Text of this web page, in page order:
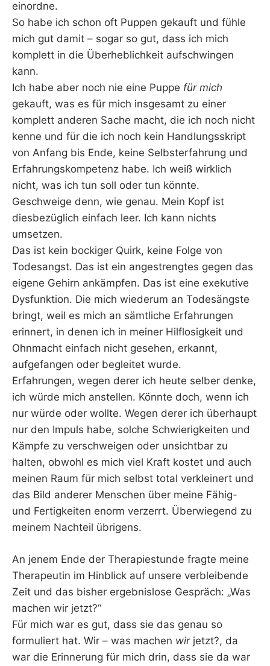
einordne.
So habe ich schon oft Puppen gekauft und fühle
mich gut damit – sogar so gut, dass ich mich
komplett in die Überheblichkeit aufschwingen
kann.
Ich habe aber noch nie eine Puppe für mich
gekauft, was es für mich insgesamt zu einer
komplett anderen Sache macht, die ich noch nicht
kenne und für die ich noch kein Handlungsskript
von Anfang bis Ende, keine Selbsterfahrung und
Erfahrungskompetenz habe. Ich weiß wirklich
nicht, was ich tun soll oder tun könnte.
Geschweige denn, wie genau. Mein Kopf ist
diesbezüglich einfach leer. Ich kann nichts
umsetzen.
Das ist kein bockiger Quirk, keine Folge von
Todesangst. Das ist ein angestrengtes gegen das
eigene Gehirn ankämpfen. Das ist eine exekutive
Dysfunktion. Die mich wiederum an Todesängste
bringt, weil es mich an sämtliche Erfahrungen
erinnert, in denen ich in meiner Hilflosigkeit und
Ohnmacht einfach nicht gesehen, erkannt,
aufgefangen oder begleitet wurde.
Erfahrungen, wegen derer ich heute selber denke,
ich würde mich anstellen. Könnte doch, wenn ich
nur würde oder wollte. Wegen derer ich überhaupt
nur den Impuls habe, solche Schwierigkeiten und
Kämpfe zu verschweigen oder unsichtbar zu
halten, obwohl es mich viel Kraft kostet und auch
meinen Raum für mich selbst total verkleinert und
das Bild anderer Menschen über meine Fähig-
und Fertigkeiten enorm verzerrt. Überwiegend zu
meinem Nachteil übrigens.
An jenem Ende der Therapiestunde fragte meine
Therapeutin im Hinblick auf unsere verbleibende
Zeit und das bisher ergebnislose Gespräch: „Was
machen wir jetzt?“
Für mich war es gut, dass sie das genau so
formuliert hat. Wir – was machen wirjetzt?, da
war die Erinnerung für mich drin, dass sie da war